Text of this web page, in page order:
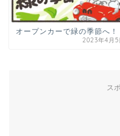
オープンカーで緑の季節へ！
2023年4月5
ス